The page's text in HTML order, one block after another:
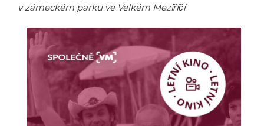
v zámeckém parku ve Velkém Meziříčí